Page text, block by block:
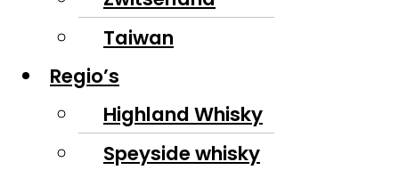
Taiwan
Regio’s
Highland Whisky
Speyside whisky